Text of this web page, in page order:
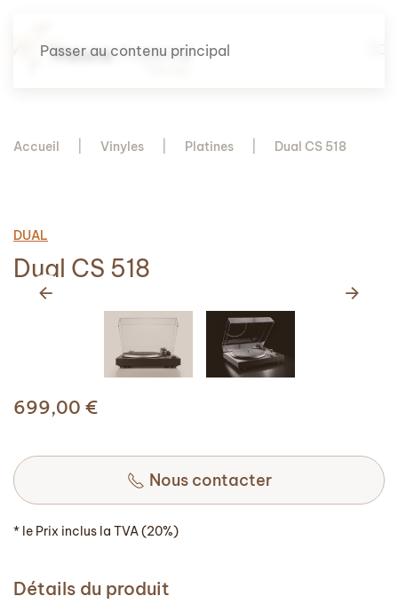
Passer au contenu principal
Accueil Vinyles Platines Dual CS 518
DUAL
Dual CS 518
699,00 €
Nous contacter
* le Prix inclus la TVA (20%)
Détails du produit